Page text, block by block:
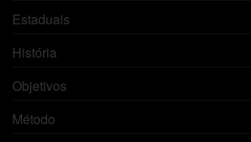
Estaduais
História
Objetivos
Método